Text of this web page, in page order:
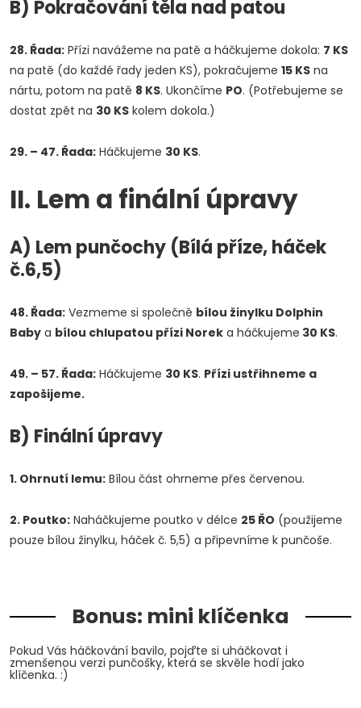
B) Pokračování těla nad patou
28. Řada: Přízi navážeme na patě a háčkujeme dokola: 7 KS
na patě (do každé řady jeden KS), pokračujeme 15 KS na
nártu, potom na patě 8 KS. Ukončíme PO. (Potřebujeme se
dostat zpět na 30 KS kolem dokola.)
29. – 47. Řada: Háčkujeme 30 KS.
II. Lem a finální úpravy
A) Lem punčochy (Bílá příze, háček
č.6,5)
48. Řada: Vezmeme si společně bílou žinylku Dolphin
Baby a bílou chlupatou přízi Norek a háčkujeme 30 KS.
49. – 57. Řada: Háčkujeme 30 KS. Přízi ustřihneme a
zapošijeme.
B) Finální úpravy
1. Ohrnutí lemu: Bílou část ohrneme přes červenou.
2. Poutko: Naháčkujeme poutko v délce 25 ŘO (použijeme
pouze bílou žinylku, háček č. 5,5) a připevníme k punčoše.
Bonus: mini klíčenka
Pokud Vás háčkování bavilo, pojďte si uháčkovat i
zmenšenou verzi punčošky, která se skvěle hodí jako
klíčenka. :)